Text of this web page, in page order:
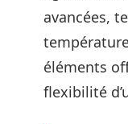
avancées,
éléments
flexibilité